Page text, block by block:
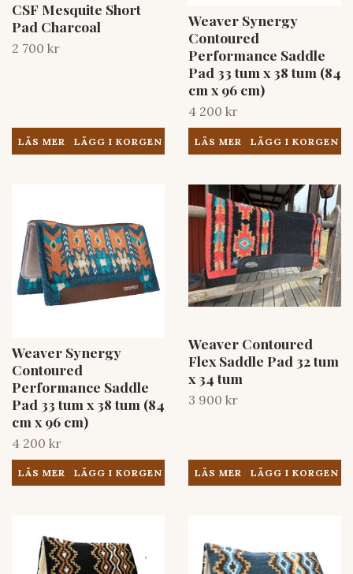
CSF Mesquite Short
Pad Charcoal
2 700 kr
LÄS MER
Weaver Synergy
Contoured
Performance Saddle
Pad 33 tum x 38 tum (84
cm x 96 cm)
4 200 kr
LÄS MER
Weaver Synergy
Contoured
Performance Saddle
Pad 33 tum x 38 tum (84
cm x 96 cm)
4 200 kr
LÄS MER
Weaver Contoured
Flex Saddle Pad 32 tum
x 34 tum
3 900 kr
LÄS MER